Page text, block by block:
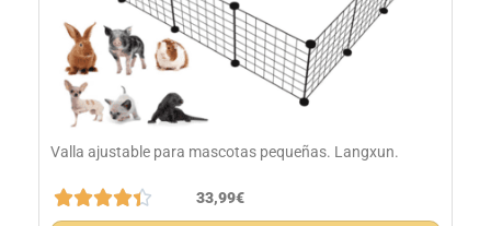
Valla ajustable para mascotas pequeñas. Langxun.
 33,99€